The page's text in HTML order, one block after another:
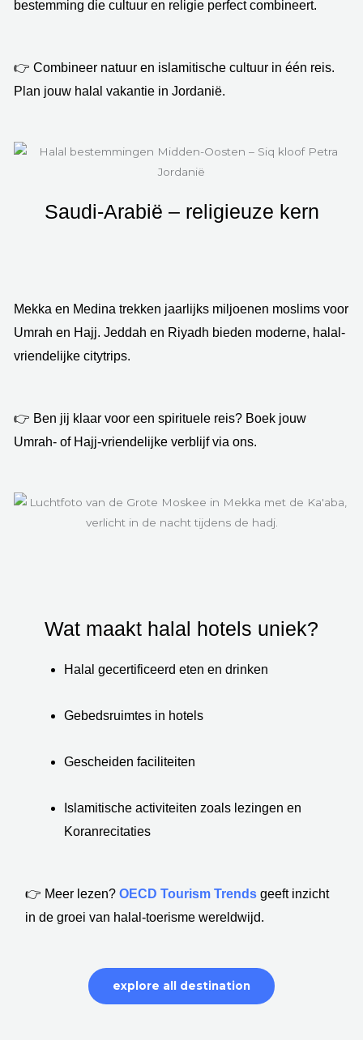
bestemming die cultuur en religie perfect combineert.
👉 Combineer natuur en islamitische cultuur in één reis.
Plan jouw halal vakantie in Jordanië.
Saudi-Arabië – religieuze kern
Mekka en Medina trekken jaarlijks miljoenen moslims voor
Umrah en Hajj. Jeddah en Riyadh bieden moderne, halal-
vriendelijke citytrips.
👉 Ben jij klaar voor een spirituele reis? Boek jouw
Umrah- of Hajj-vriendelijke verblijf via ons.
Wat maakt halal hotels uniek?
Halal gecertificeerd eten en drinken
Gebedsruimtes in hotels
Gescheiden faciliteiten
Islamitische activiteiten zoals lezingen en
Koranrecitaties
👉 Meer lezen?OECD Tourism Trends geeft inzicht
in de groei van halal-toerisme wereldwijd.
explore all destination